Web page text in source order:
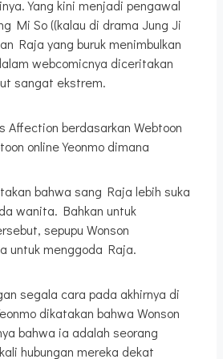
Yang kini menjadi pengawal
Mi So ((kalau di drama Jung Ji
Raja yang buruk menimbulkan
webcomicnya diceritakan
sangat ekstrem.
bahwa sang Raja lebih suka
wanita. Bahkan untuk
sepupu Wonson
untuk menggoda Raja.
segala cara pada akhirnya di
dikatakan bahwa Wonson
bahwa ia adalah seorang
hubungan mereka dekat